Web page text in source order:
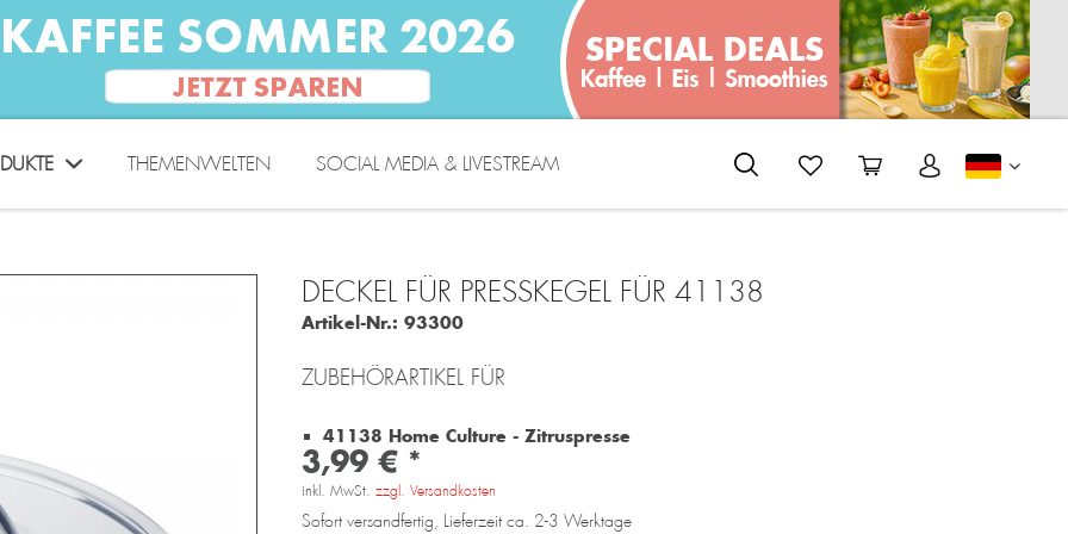
THEMENWELTEN SOCIAL MEDIA & LIVESTREAM
DECKEL FÜR PRESSKEGEL FÜR 41138
Artikel-Nr.: 93300
ZUBEHÖRARTIKEL FÜR
41138 Home Culture - Zitruspresse
3,99 € *
inkl. MwSt. zzgl. Versandkosten
Sofort versandfertig, Lieferzeit ca. 2-3 Werktage